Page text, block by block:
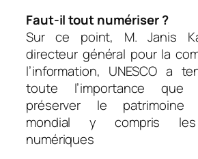
Faut-il tout numériser ?
Sur ce point, M. Janis
directeur général pour la
l’information, UNESCO a
toute l’importance que
préserver le patrimoine
mondial y compris les
numériques